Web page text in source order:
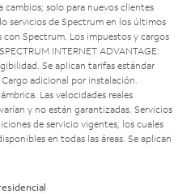
solo para nuevos clientes
servicios de Spectrum en los últimos
Spectrum. Los impuestos y cargos
INTERNET ADVANTAGE:
Se aplican tarifas estándar
adicional por instalación.
Las velocidades reales
y no están garantizadas. Servicios
de servicio vigentes, los cuales
en todas las áreas. Se aplican